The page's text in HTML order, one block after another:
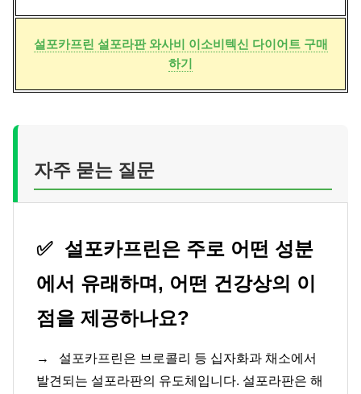
설포카프린 설포라판 와사비 이소비텍신 다이어트 구매
하기
자주 묻는 질문
✅ 설포카프린은 주로 어떤 성분
에서 유래하며, 어떤 건강상의 이
점을 제공하나요?
→
설포카프린은 브로콜리 등 십자화과 채소에서
발견되는 설포라판의 유도체입니다. 설포라판은 해